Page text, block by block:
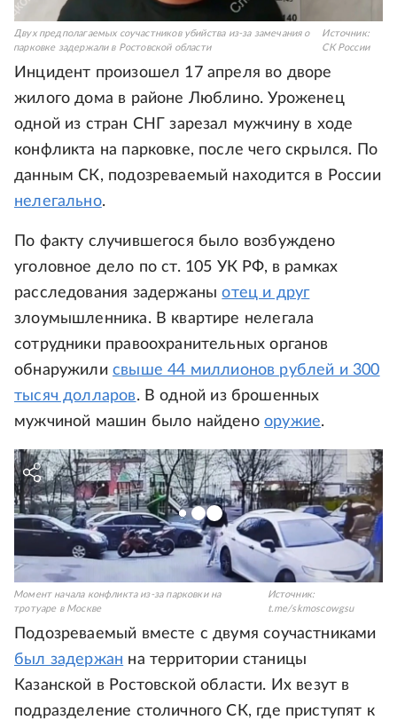
Двух предполагаемых соучастников убийства из-за замечания о
парковке задержали в Ростовской области
Источник:
СК России
Инцидент произошел 17 апреля во дворе
жилого дома в районе Люблино. Уроженец
одной из стран СНГ зарезал мужчину в ходе
конфликта на парковке, после чего скрылся. По
данным СК, подозреваемый находится в России
нелегально.
По факту случившегося было возбуждено
уголовное дело по ст. 105 УК РФ, в рамках
расследования задержаныотец и друг
злоумышленника. В квартире нелегала
сотрудники правоохранительных органов
обнаружили свыше 44 миллионов рублей и 300
тысяч долларов. В одной из брошенных
мужчиной машин было найденооружие.
Момент начала конфликта из-за парковки на
тротуаре в Москве
Источник:
t.me/skmoscowgsu
Подозреваемый вместе с двумя соучастниками
был задержан на территории станицы
Казанской в Ростовской области. Их везут в
подразделение столичного СК, где приступят к